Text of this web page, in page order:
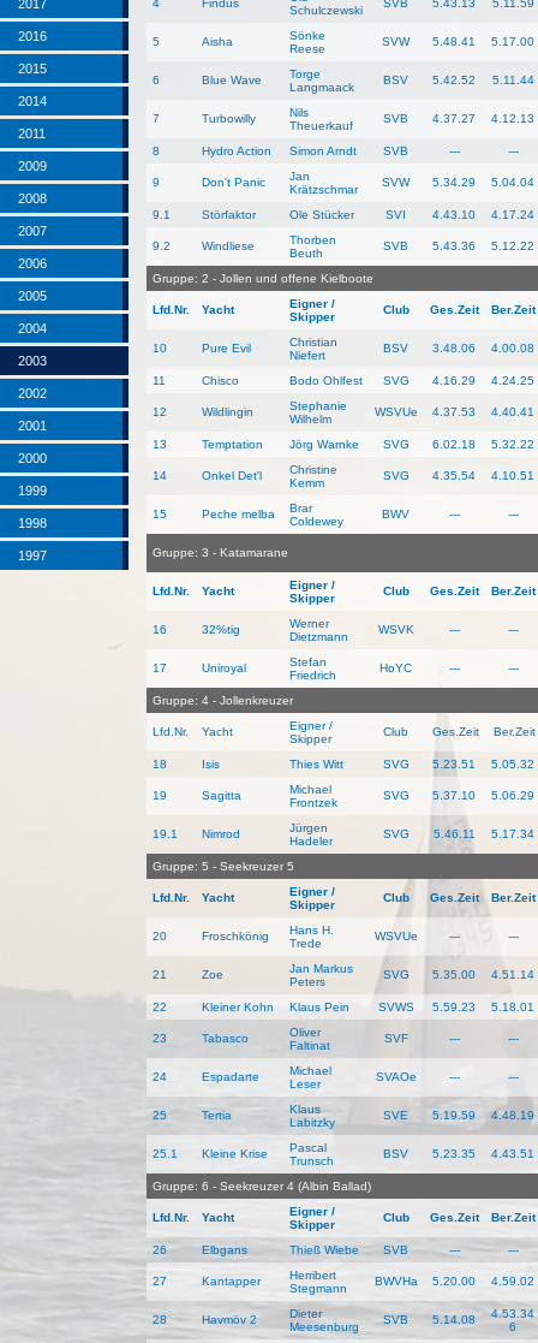
2017
2016
2015
2014
2011
2009
2008
2007
2006
2005
2004
2003
2002
2001
2000
1999
1998
1997
Schulczewski
5 Aisha
Sönke
Reese
SVW 5.48.41 5.17.00
6 Blue Wave
Torge
Langmaack
BSV 5.42.52 5.11.44
7 Turbowilly
Nils
Theuerkauf
SVB 4.37.27 4.12.13
8 Hydro Action Simon Arndt SVB --- ---
9 Don't Panic
Jan
Krätzschmar
SVW 5.34.29 5.04.04
9.1 Störfaktor Ole Stücker SVI 4.43.10 4.17.24
9.2 Windliese
Thorben
Beuth
SVB 5.43.36 5.12.22
Gruppe: 2 - Jollen und offene Kielboote
Lfd.Nr. Yacht
Eigner /
Skipper
Club Ges.Zeit Ber.Zeit
10 Pure Evil
Christian
Niefert
BSV 3.48.06 4.00.08
11 Chisco Bodo Ohlfest SVG 4.16.29 4.24.25
12 Wildlingin
Stephanie
Wilhelm
WSVUe 4.37.53 4.40.41
13 Temptation Jörg Warnke SVG 6.02.18 5.32.22
14 Onkel Det'l
Christine
Kemm
SVG 4.35.54 4.10.51
15 Peche melba
Brar
Coldewey
BWV --- ---
Gruppe: 3 - Katamarane
Lfd.Nr. Yacht
Eigner /
Skipper
Club Ges.Zeit Ber.Zeit
16 32%tig
Werner
Dietzmann
WSVK --- ---
17 Uniroyal
Stefan
Friedrich
HoYC --- ---
Gruppe: 4 - Jollenkreuzer
Lfd.Nr. Yacht
Eigner /
Skipper
Club Ges.Zeit Ber.Zeit
18 Isis Thies Witt SVG 5.23.51 5.05.32
19 Sagitta
Michael
Frontzek
SVG 5.37.10 5.06.29
19.1 Nimrod
Jürgen
Hadeler
SVG 5.46.11 5.17.34
Gruppe: 5 - Seekreuzer 5
Lfd.Nr. Yacht
Eigner /
Skipper
Club Ges.Zeit Ber.Zeit
20 Froschkönig
Hans H.
Trede
WSVUe --- ---
21 Zoe
Jan Markus
Peters
SVG 5.35.00 4.51.14
22 Kleiner Kohn Klaus Pein SVWS 5.59.23 5.18.01
23 Tabasco
Oliver
Faltinat
SVF --- ---
24 Espadarte
Michael
Leser
SVAOe --- ---
25 Tertia
Klaus
Labitzky
SVE 5.19.59 4.48.19
25.1 Kleine Krise
Pascal
Trunsch
BSV 5.23.35 4.43.51
Gruppe: 6 - Seekreuzer 4 (Albin Ballad)
Lfd.Nr. Yacht
Eigner /
Skipper
Club Ges.Zeit Ber.Zeit
26 Elbgans Thieß Wiebe SVB --- ---
27 Kantapper
Herribert
Stegmann
BWVHa 5.20.00 4.59.02
28 Havmöv 2
Dieter
Meesenburg
SVB 5.14.08
4.53.34
6